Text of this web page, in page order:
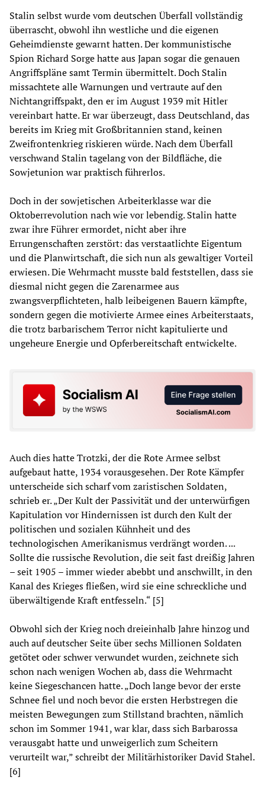
Stalin selbst wurde vom deutschen Überfall vollständig
überrascht, obwohl ihn westliche und die eigenen
Geheimdienste gewarnt hatten. Der kommunistische
Spion Richard Sorge hatte aus Japan sogar die genauen
Angriffspläne samt Termin übermittelt. Doch Stalin
missachtete alle Warnungen und vertraute auf den
Nichtangriffspakt, den er im August 1939 mit Hitler
vereinbart hatte. Er war überzeugt, dass Deutschland, das
bereits im Krieg mit Großbritannien stand, keinen
Zweifrontenkrieg riskieren würde. Nach dem Überfall
verschwand Stalin tagelang von der Bildfläche, die
Sowjetunion war praktisch führerlos.
Doch in der sowjetischen Arbeiterklasse war die
Oktoberrevolution nach wie vor lebendig. Stalin hatte
zwar ihre Führer ermordet, nicht aber ihre
Errungenschaften zerstört: das verstaatlichte Eigentum
und die Planwirtschaft, die sich nun als gewaltiger Vorteil
erwiesen. Die Wehrmacht musste bald feststellen, dass sie
diesmal nicht gegen die Zarenarmee aus
zwangsverpflichteten, halb leibeigenen Bauern kämpfte,
sondern gegen die motivierte Armee eines Arbeiterstaats,
die trotz barbarischem Terror nicht kapitulierte und
ungeheure Energie und Opferbereitschaft entwickelte.
Auch dies hatte Trotzki, der die Rote Armee selbst
aufgebaut hatte, 1934 vorausgesehen. Der Rote Kämpfer
unterscheide sich scharf vom zaristischen Soldaten,
schrieb er. „Der Kult der Passivität und der unterwürfigen
Kapitulation vor Hindernissen ist durch den Kult der
politischen und sozialen Kühnheit und des
technologischen Amerikanismus verdrängt worden. ...
Sollte die russische Revolution, die seit fast dreißig Jahren
– seit 1905 – immer wieder abebbt und anschwillt, in den
Kanal des Krieges fließen, wird sie eine schreckliche und
überwältigende Kraft entfesseln.“ [5]
Obwohl sich der Krieg noch dreieinhalb Jahre hinzog und
auch auf deutscher Seite über sechs Millionen Soldaten
getötet oder schwer verwundet wurden, zeichnete sich
schon nach wenigen Wochen ab, dass die Wehrmacht
keine Siegeschancen hatte. „Doch lange bevor der erste
Schnee fiel und noch bevor die ersten Herbstregen die
meisten Bewegungen zum Stillstand brachten, nämlich
schon im Sommer 1941, war klar, dass sich Barbarossa
verausgabt hatte und unweigerlich zum Scheitern
verurteilt war,” schreibt der Militärhistoriker David Stahel.
[6]